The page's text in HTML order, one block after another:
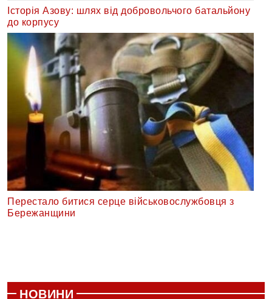
Історія Азову: шлях від добровольчого батальйону
до корпусу
Перестало битися серце військовослужбовця з
Бережанщини
НОВИНИ